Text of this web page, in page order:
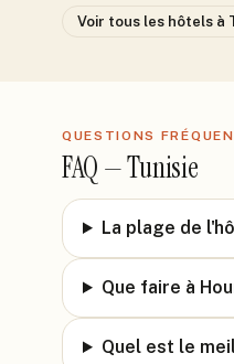
Voir tous les hôtels à
QUESTIONS
FAQ —Tunisie
La plage de
Que faire à
Quel est le